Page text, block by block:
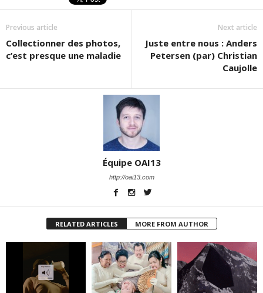
Previous article
Collectionner des photos,
c’est presque une maladie
Next article
Juste entre nous : Anders
Petersen (par) Christian
Caujolle
Équipe OAI13
http://oai13.com
RELATED ARTICLES MORE FROM AUTHOR